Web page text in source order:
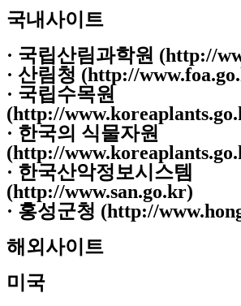
국내사이트
· 국립산림과학원 (http://
· 산림청 (http://
· 국립수목원
(http://
· 한국의 식물자원
(http://
· 한국산악정보시스템
(http://www.san.go.kr)
· 홍성군청 (http://
해외사이트
미국